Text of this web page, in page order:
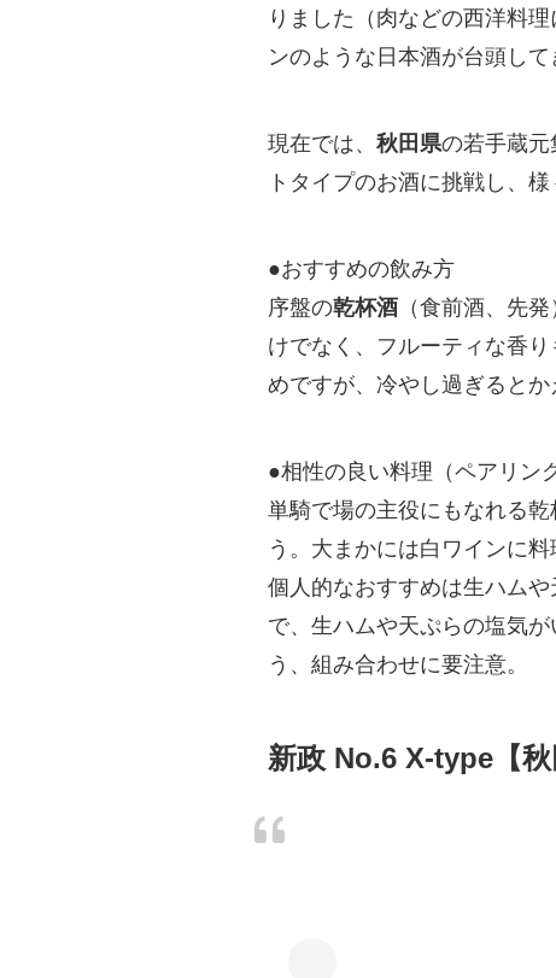
りました（肉などの西洋料
ンのような日本酒が台頭して
現在では、 秋田県の若手蔵元
トタイプのお酒に挑戦し、
●おすすめの飲み方
序盤の乾杯酒 （食前酒、先
けでなく、フルーティな香り
めですが、冷やし過ぎるとか
●相性の良い料理（ペアリン
単騎で場の主役にもなれる
う。大まかには白ワインに
個人的なおすすめは生ハム
で、生ハムや天ぷらの塩気
う、組み合わせに要注意。
新政 No.6 X-type【秋